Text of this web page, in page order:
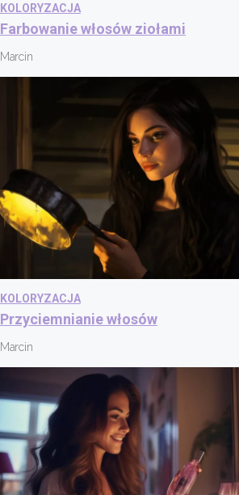
KOLORYZACJA
Farbowanie włosów ziołami
Marcin
KOLORYZACJA
Przyciemnianie włosów
Marcin